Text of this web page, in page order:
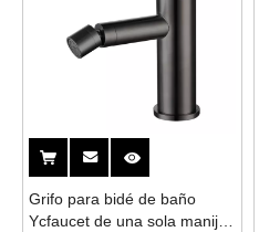
Grifo para bidé de baño
Ycfaucet de una sola manija